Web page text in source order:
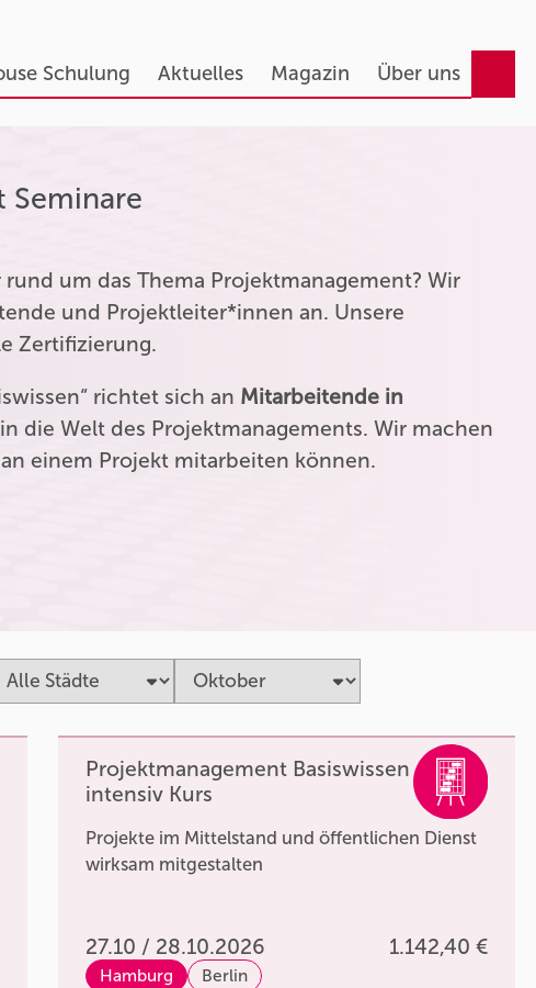
Schulung Aktuelles Magazin Über uns
Seminare
um das Thema Projektmanagement? Wir
und Projektleiter*innen an. Unsere
Zertifizierung.
richtet sich an Mitarbeitende in
die Welt des Projektmanagements. Wir machen
einem Projekt mitarbeiten können.
Projektmanagement Basiswissen
intensiv Kurs
Projekte im Mittelstand und öffentlichen Dienst
wirksam mitgestalten
27.10 / 28.10.2026 1.142,40 €
Hamburg Berlin